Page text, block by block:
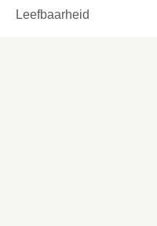
Leefbaarheid